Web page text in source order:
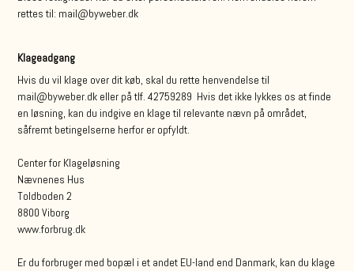
rettes til: mail@byweber.dk
Klageadgang
Hvis du vil klage over dit køb, skal du rette henvendelse til
mail@byweber.dk eller på tlf. 42759289 Hvis det ikke lykkes os at finde
en løsning, kan du indgive en klage til relevante nævn på området,
såfremt betingelserne herfor er opfyldt.
Center for Klageløsning
Nævnenes Hus
Toldboden 2
8800 Viborg
www.forbrug.dk
Er du forbruger med bopæl i et andet EU-land end Danmark, kan du klage